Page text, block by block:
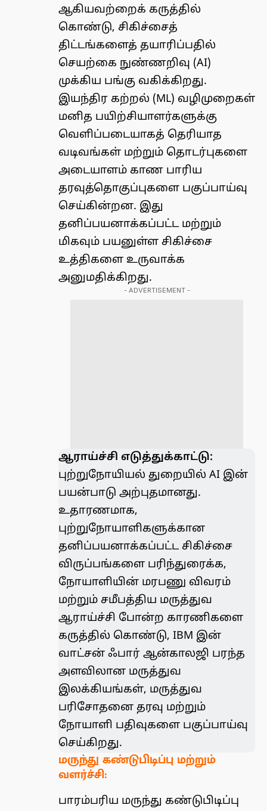
ஆகியவற்றைக் கருத்தில்
கொண்டு, சிகிச்சைத்
திட்டங்களைத் தயாரிப்பதில்
செயற்கை நுண்ணறிவு (AI)
முக்கிய பங்கு வகிக்கிறது.
இயந்திர கற்றல் (ML) வழிமுறைகள்
மனித பயிற்சியாளர்களுக்கு
வெளிப்படையாகத் தெரியாத
வடிவங்கள் மற்றும் தொடர்புகளை
அடையாளம் காண பாரிய
தரவுத்தொகுப்புகளை பகுப்பாய்வு
செய்கின்றன. இது
தனிப்பயனாக்கப்பட்ட மற்றும்
மிகவும் பயனுள்ள சிகிச்சை
உத்திகளை உருவாக்க
அனுமதிக்கிறது.
- ADVERTISEMENT -
ஆராய்ச்சி எடுத்துக்காட்டு:
புற்றுநோயியல் துறையில் AI இன்
பயன்பாடு அற்புதமானது.
உதாரணமாக,
புற்றுநோயாளிகளுக்கான
தனிப்பயனாக்கப்பட்ட சிகிச்சை
விருப்பங்களை பரிந்துரைக்க,
நோயாளியின் மரபணு விவரம்
மற்றும் சமீபத்திய மருத்துவ
ஆராய்ச்சி போன்ற காரணிகளை
கருத்தில் கொண்டு, IBM இன்
வாட்சன் ஃபார் ஆன்காலஜி பரந்த
அளவிலான மருத்துவ
இலக்கியங்கள், மருத்துவ
பரிசோதனை தரவு மற்றும்
நோயாளி பதிவுகளை பகுப்பாய்வு
செய்கிறது.
மருந்து கண்டுபிடிப்பு மற்றும்
வளர்ச்சி:
பாரம்பரிய மருந்து கண்டுபிடிப்பு